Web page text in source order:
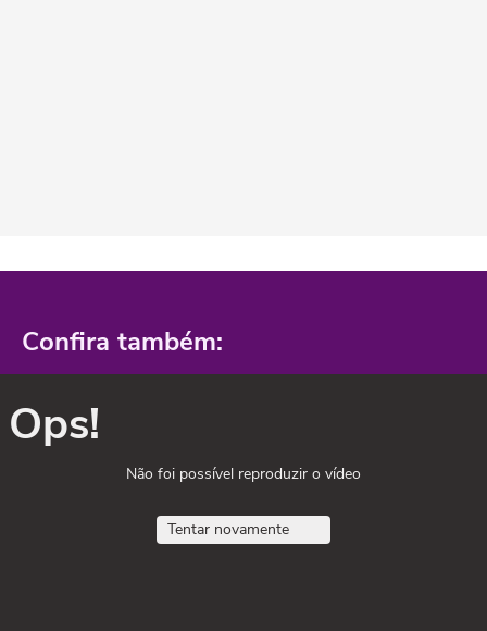
Confira também:
Ops!
Não foi possível reproduzir o vídeo
Tentar novamente